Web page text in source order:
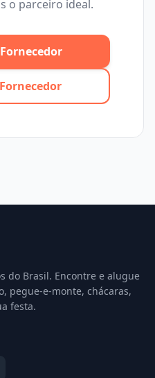
o parceiro ideal.
do Brasil. Encontre e alugue
pegue-e-monte, chácaras,
festa.